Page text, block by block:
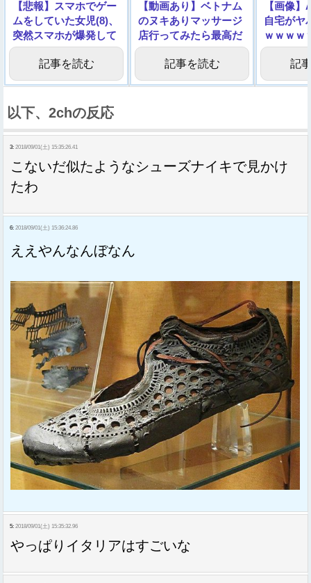
【悲報】スマホでゲー
ムをしていた女児(8)、
突然スマホが爆発して
死亡
記事を読む
【動画あり】ベトナム
のヌキありマッサージ
店行ってみたら最高だ
った・・・
記事を読む
【画像
自宅がヤ
ｗｗｗｗ
記
以下、2chの反応
3: 2018/09/01(土) 15:35:26.41
こないだ似たようなシューズナイキで見かけ
たわ
6: 2018/09/01(土) 15:36:24.86
ええやんなんぼなん
5: 2018/09/01(土) 15:35:32.96
やっぱりイタリアはすごいな